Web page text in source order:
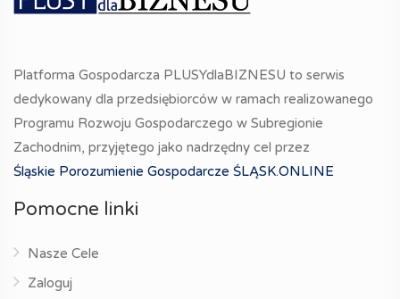
Platforma Gospodarcza PLUSYdlaBIZNESU to serwis
dedykowany dla przedsiębiorców w ramach realizowanego
Programu Rozwoju Gospodarczego w Subregionie
Zachodnim, przyjętego jako nadrzędny cel przez
Śląskie Porozumienie Gospodarcze ŚLĄSK.ONLINE
Pomocne linki
Nasze Cele
Zaloguj